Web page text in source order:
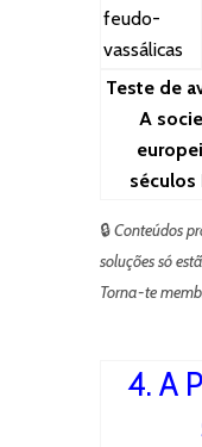
feudo-
vassálicas
Teste de
A
séculos
🔒Conteúdos
soluções só
Torna-te
4. A